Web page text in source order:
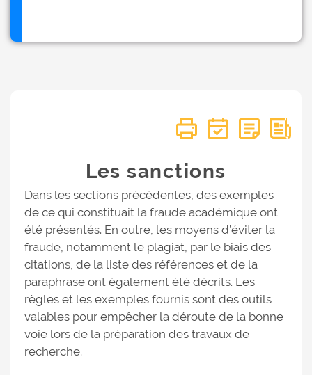
Les sanctions
Dans les sections précédentes, des exemples
de ce qui constituait la fraude académique ont
été présentés. En outre, les moyens d’éviter la
fraude, notamment le plagiat, par le biais des
citations, de la liste des références et de la
paraphrase ont également été décrits. Les
règles et les exemples fournis sont des outils
valables pour empêcher la déroute de la bonne
voie lors de la préparation des travaux de
recherche.